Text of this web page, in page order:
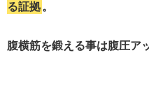
る証拠。
腹横筋を鍛える事は腹圧ア